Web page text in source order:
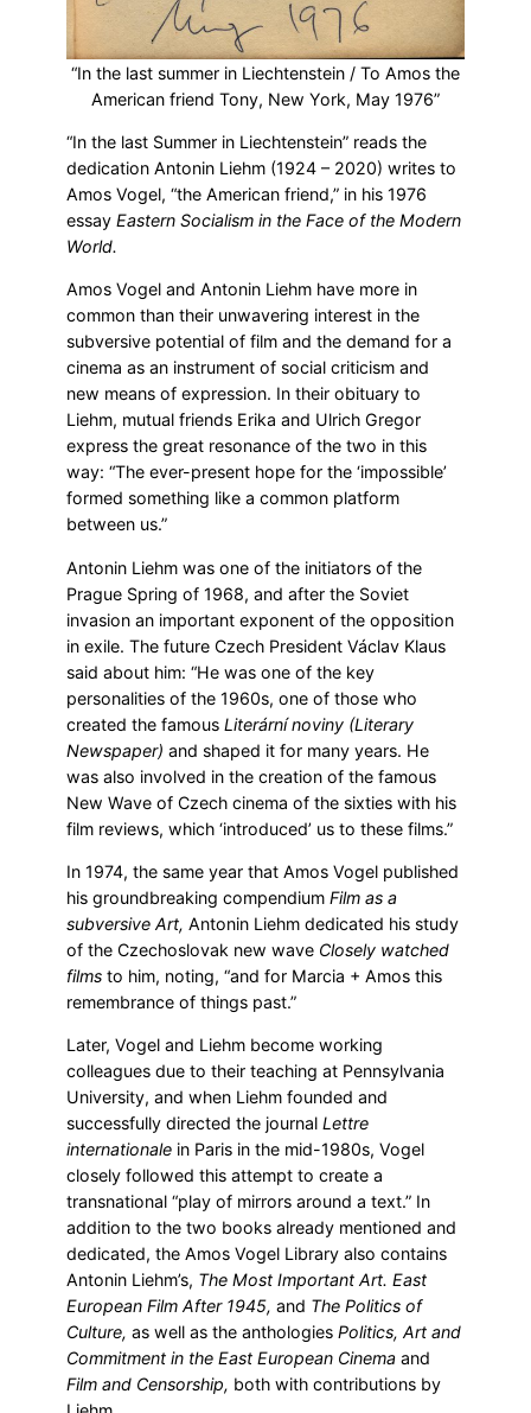
“In the last summer in Liechtenstein / To Amos the
American friend Tony, New York, May 1976”
“In the last Summer in Liechtenstein” reads the
dedication Antonin Liehm (1924 – 2020) writes to
Amos Vogel, “the American friend,” in his 1976
essay Eastern Socialism in the Face of the Modern
World.
Amos Vogel and Antonin Liehm have more in
common than their unwavering interest in the
subversive potential of film and the demand for a
cinema as an instrument of social criticism and
new means of expression. In their obituary to
Liehm, mutual friends Erika and Ulrich Gregor
express the great resonance of the two in this
way: “The ever-present hope for the ‘impossible’
formed something like a common platform
between us.”
Antonin Liehm was one of the initiators of the
Prague Spring of 1968, and after the Soviet
invasion an important exponent of the opposition
in exile. The future Czech President Václav Klaus
said about him: “He was one of the key
personalities of the 1960s, one of those who
created the famous Literární noviny (Literary
Newspaper) and shaped it for many years. He
was also involved in the creation of the famous
New Wave of Czech cinema of the sixties with his
film reviews, which ‘introduced’ us to these films.”
In 1974, the same year that Amos Vogel published
his groundbreaking compendium Film as a
subversive Art, Antonin Liehm dedicated his study
of the Czechoslovak new wave Closely watched
films to him, noting, “and for Marcia + Amos this
remembrance of things past.”
Later, Vogel and Liehm become working
colleagues due to their teaching at Pennsylvania
University, and when Liehm founded and
successfully directed the journal Lettre
internationale in Paris in the mid-1980s, Vogel
closely followed this attempt to create a
transnational “play of mirrors around a text.” In
addition to the two books already mentioned and
dedicated, the Amos Vogel Library also contains
Antonin Liehm’s, The Most Important Art. East
European Film After 1945, and The Politics of
Culture, as well as the anthologies Politics, Art and
Commitment in the East European Cinema and
Film and Censorship, both with contributions by